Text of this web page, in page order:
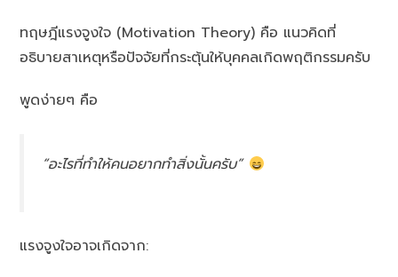
ทฤษฎีแรงจูงใจ (Motivation Theory) คือ แนวคิดที่
อธิบายสาเหตุหรือปัจจัยที่กระตุ้นให้บุคคลเกิดพฤติกรรมครับ
พูดง่ายๆ คือ
“อะไรที่ทำให้คนอยากทำสิ่งนั้นครับ”
แรงจูงใจอาจเกิดจาก: